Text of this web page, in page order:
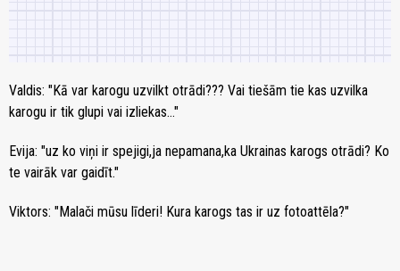
Valdis: "Kā var karogu uzvilkt otrādi??? Vai tiešām tie kas uzvilka
karogu ir tik glupi vai izliekas…"
Evija: "uz ko viņi ir spejigi,ja nepamana,ka Ukrainas karogs otrādi? Ko
te vairāk var gaidīt."
Viktors: "Malači mūsu līderi! Kura karogs tas ir uz fotoattēla?"